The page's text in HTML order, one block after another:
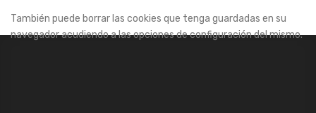
También puede borrar las cookies que tenga guardadas en su
navegador acudiendo a las opciones de configuración del mismo.